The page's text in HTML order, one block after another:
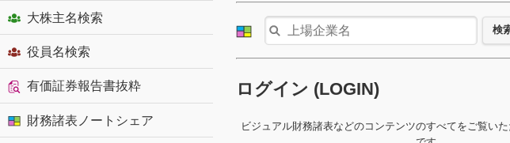
検
ログイン (LOGIN)
ビジュアル財務諸表などのコンテンツのすべてをご覧い
大株主名検索
役員名検索
有価証券報告書抜粋
財務諸表ノートシェア